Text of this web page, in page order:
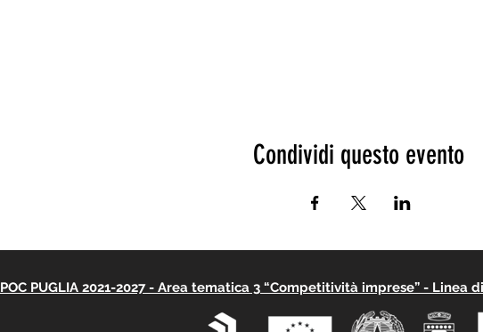
Condividi questo evento
POC PUGLIA 2021-2027 - Area tematica 3 “Competitività imprese” - Linea